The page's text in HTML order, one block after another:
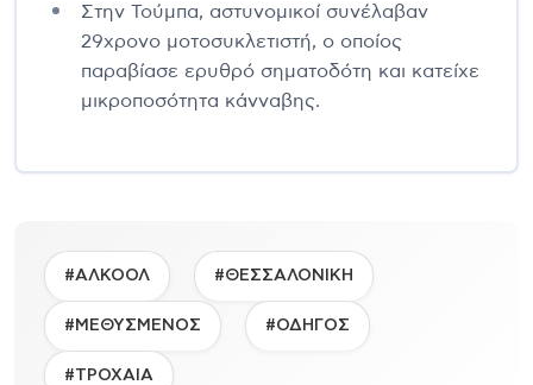
Στην Τούμπα, αστυνομικοί συνέλαβαν
29χρονο μοτοσυκλετιστή, ο οποίος
παραβίασε ερυθρό σηματοδότη και κατείχε
μικροποσότητα κάνναβης.
#ΑΛΚΟΟΛ #ΘΕΣΣΑΛΟΝΙΚΗ
#ΜΕΘΥΣΜΕΝΟΣ #ΟΔΗΓΟΣ
#ΤΡΟΧΑΙΑ